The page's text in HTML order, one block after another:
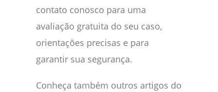
contato conosco para uma
avaliação gratuita do seu caso,
orientações precisas e para
garantir sua segurança.
Conheça também outros artigos do